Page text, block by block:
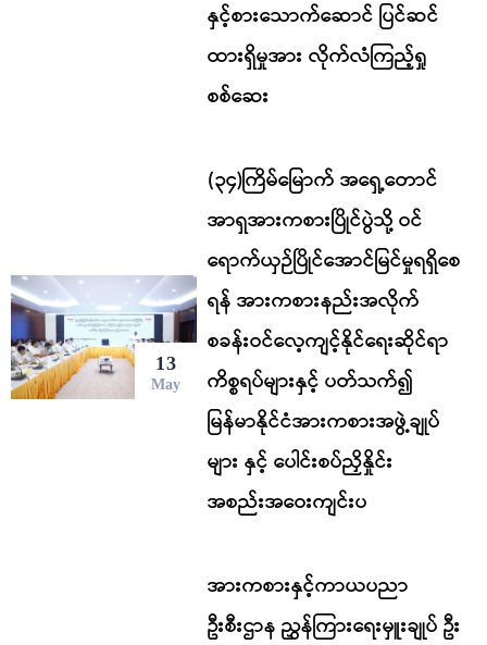
နှင့်စားသောက်ဆောင် ပြင်ဆင်
ထားရှိမှုအား လိုက်လံကြည့်ရှု
စစ်ဆေး
13
May
(၃၄)ကြိမ်မြောက် အရှေ့တောင်
အာရှအားကစားပြိုင်ပွဲသို့ ဝင်
ရောက်ယှဉ်ပြိုင်အောင်မြင်မှုရရှိစေ
ရန် အားကစားနည်းအလိုက်
စခန်းဝင်လေ့ကျင့်နိုင်ရေးဆိုင်ရာ
ကိစ္စရပ်များနှင့် ပတ်သက်၍
မြန်မာနိုင်ငံအားကစားအဖွဲ့ချုပ်
များ နှင့် ပေါင်းစပ်ညှိနှိုင်း
အစည်းအဝေးကျင်းပ
အားကစားနှင့်ကာယပညာ
ဦးစီးဌာန ညွှန်ကြားရေးမှူးချုပ် ဦး